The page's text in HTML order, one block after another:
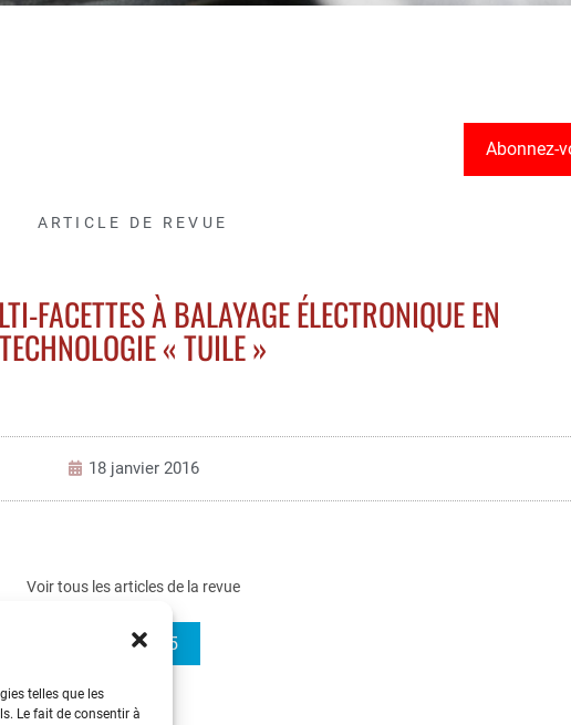
telles que les
Le fait de consentir à
Abonnez-
ARTICLE DE REVUE
FACETTES À BALAYAGE ÉLECTRONIQUE EN
TECHNOLOGIE « TUILE »
18 janvier 2016
Voir tous les articles de la revue
REE 2015-5